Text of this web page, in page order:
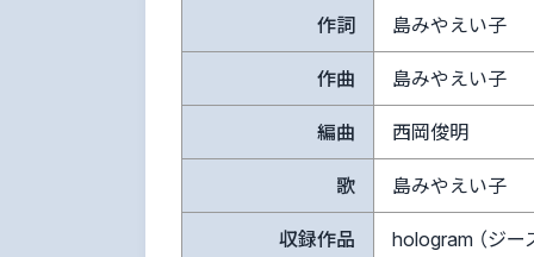
作詞 島みやえい子
作曲 島みやえい子
編曲 西岡俊明
歌 島みやえい子
収録作品 hologram （ジー